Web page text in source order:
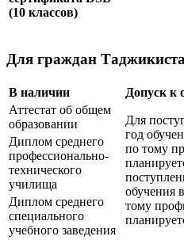
(10 классов)
Для граждан
В наличии
Допуск к
Аттестат об общем
образовании
Для
год
по тому
обучения
тому
Диплом среднего
профессионально-
технического
училища
Диплом среднего
специального
учебного заведения